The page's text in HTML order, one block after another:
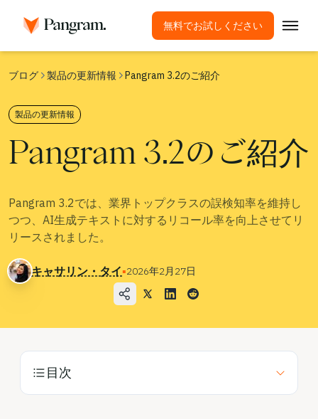
無料でお試しください
画像検出器
ブラウザ拡張機能
盗用チェックツール
多言語AI検出
ユースケース
価格
ブログ 製品の更新情報 Pangram 3.2のご紹介
製品の更新情報
Pangram 3.2のご紹介
Pangram 3.2では、業界トップクラスの誤検知率を維持し
つつ、AI生成テキストに対するリコール率を向上させてリ
リースされました。
キャサリン・タイ▪2026年2月27日
目次